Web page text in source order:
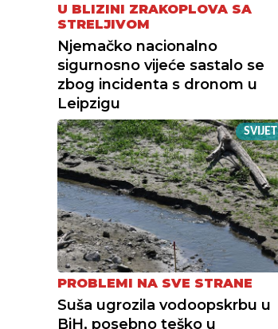
U BLIZINI ZRAKOPLOVA SA
STRELJIVOM
Njemačko nacionalno
sigurnosno vijeće sastalo se
zbog incidenta s dronom u
Leipzigu
SVIJET
PROBLEMI NA SVE STRANE
Suša ugrozila vodoopskrbu u
BiH, posebno teško u